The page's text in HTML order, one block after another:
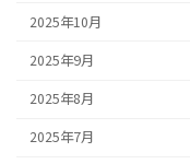
2025年10月
2025年9月
2025年8月
2025年7月